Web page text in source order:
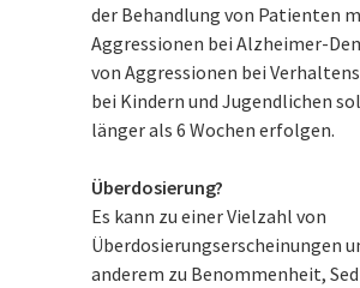
der Behandlung von Patienten
Aggressionen bei Alzheimer-
von Aggressionen bei
bei Kindern und Jugendlichen
länger als 6 Wochen erfolgen.
Überdosierung?
Es kann zu einer Vielzahl von
Überdosierungserscheinungen
anderem zu Benommenheit,